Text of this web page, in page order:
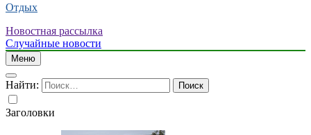
Отдых
Новостная рассылка
Случайные новости
Меню
Найти:
Заголовки